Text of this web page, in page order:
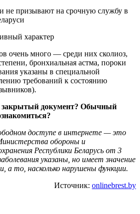
характер
очень много — среди них сколиоз,
бронхиальная астма, пороки
указаны в специальной
требований к состоянию
документ? Обычный
доступе в интернете — это
обороны и
Республики Беларусь от 3
указаны, но имеет значение
а то, насколько нарушены функции.
Источник: onlinebrest.by